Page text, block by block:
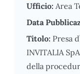
Ufficio: Area
Data
Titolo: Presa
INVITALIA
della